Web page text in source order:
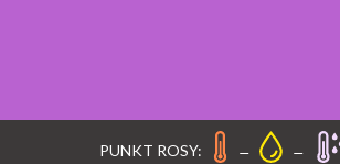
PUNKT ROSY: – –